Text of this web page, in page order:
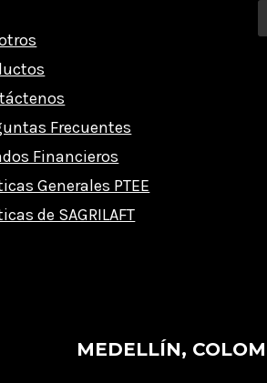
Frecuentes
Financieros
Generales PTEE
de SAGRILAFT
MEDELLÍN,